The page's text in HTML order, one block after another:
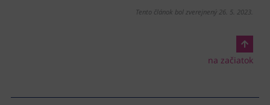
Tento článok bol zverejnený 26. 5. 2023.
na začiatok